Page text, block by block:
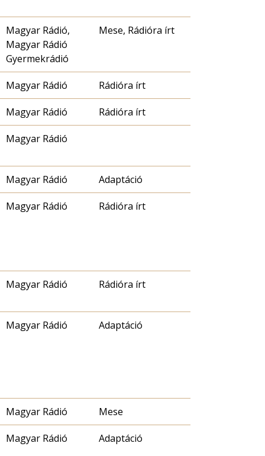
Magyar Rádió,
Magyar Rádió
Gyermekrádió
Mese, Rádióra írt
Magyar Rádió Rádióra írt
Magyar Rádió Rádióra írt
Magyar Rádió
Magyar Rádió Adaptáció
Magyar Rádió Rádióra írt
Magyar Rádió Rádióra írt
Magyar Rádió Adaptáció
Magyar Rádió Mese
Magyar Rádió Adaptáció